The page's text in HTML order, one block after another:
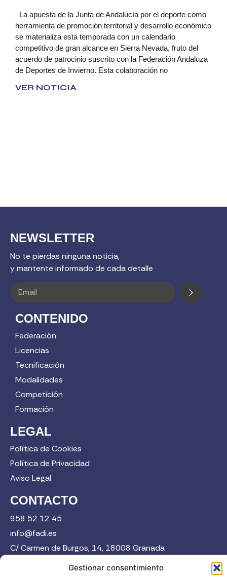
Gestionar consentimiento
La apuesta de la Junta de Andalucía por el deporte como
herramienta de promoción territorial y desarrollo económico
se materializa esta temporada con un calendario
competitivo de gran alcance en Sierra Nevada, fruto del
acuerdo de patrocinio suscrito con la Federación Andaluza
de Deportes de Invierno. Esta colaboración no
VER NOTICIA
NEWSLETTER
No te pierdas ninguna noticia,
y mantente informado de cada detalle
CONTENIDO
Federación
Licencias
Tecnificación
Modalidades
Competición
Formación
LEGAL
Política de Cookies
Política de Privacidad
Aviso Legal
CONTACTO
958 52 12 45
info@fadi.es
C/ Carmen de Burgos, 14, 18008 Granada